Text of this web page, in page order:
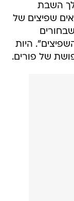
השבת
שפיצים של
היות
של פורים.